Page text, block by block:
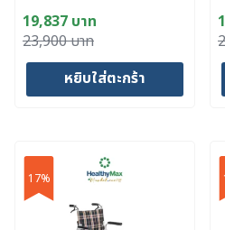
23,900บาท
Original
price
19,837 บาท
Current
price
หยิบใส่ตะกร้า
17%